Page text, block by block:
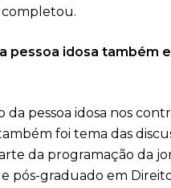
completou.
pessoa idosa também
da pessoa idosa nos
foi tema das
da programação da
pós-graduado em